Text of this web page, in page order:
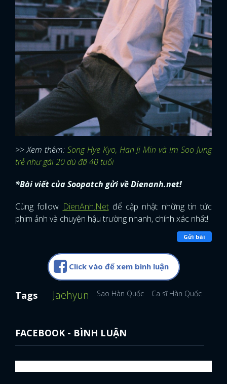
>> Xem thêm: Song Hye Kyo, Han Ji Min và Im Soo Jung
trẻ như gái 20 dù đã 40 tuổi
*Bài viết của Soopatch gửi về Dienanh.net!
Cùng follow DienAnh.Netđể cập nhật những tin tức
phim ảnh và chuyện hậu trường nhanh, chính xác nhất!
Gửi bài
Click vào để xem bình luận
Tags Jaehyun Sao Hàn Quốc Ca sĩ Hàn Quốc
FACEBOOK - BÌNH LUẬN